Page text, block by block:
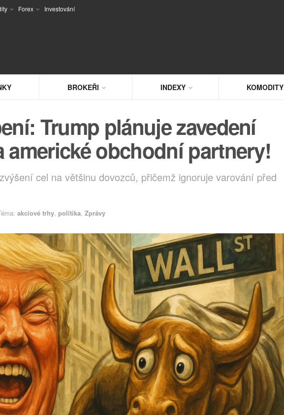
Forex Investování
BROKEŘI INDEXY KOMODITY
Trump plánuje zavedení
americké obchodní partnery!
cel na většinu dovozců, přičemž ignoruje varování před
akciové trhy, politika, Zprávy